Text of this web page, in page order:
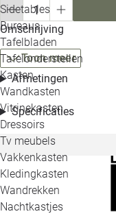
Sidetables
Bureaus
Tafelbladen
Tafelonderstellen
Kasten
Wandkasten
Vitrinekasten
Dressoirs
Tv meubels
Vakkenkasten
Kledingkasten
Wandrekken
Nachtkastjes
Omschrijving
Toon meer
Afmetingen
Specificaties